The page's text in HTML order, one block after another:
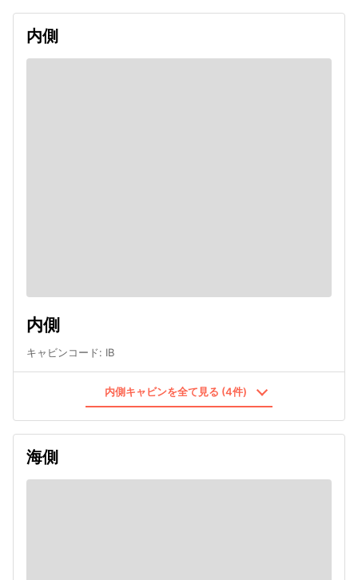
内側
内側
キャビンコード: IB
内側キャビンを全て見る (4件)
海側